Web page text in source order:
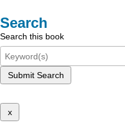
Search
Search this book
Submit Search
x